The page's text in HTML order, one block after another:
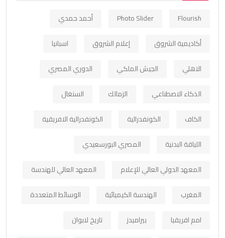
Flourish
Photo Slider
أحمد حمدي
أكاديمية الشروق
إعلام الشروق
اسبانيا
الاهلي
الجيش الملكي
الدوري المصري
الذكاء الاصطناعي
الزمالك
السنغال
الكاف
الكونفدرالية
الكونفدرالية الافريقية
اللياقة البدنية
المصري البورسعيدي
المعهد الدولي العالي للإعلام
المعهد العالي للهندسة
المغرب
الهندسة الكيميائية
الوسائط المتعددة
امم افريقيا
بيراميدز
تاريخ لابوان